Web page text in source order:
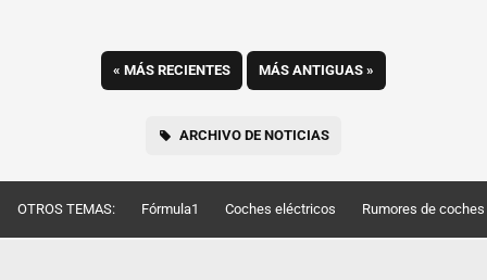
« MÁS RECIENTES MÁS ANTIGUAS »
ARCHIVO DE NOTICIAS
OTROS TEMAS: Fórmula1 Coches eléctricos Rumores de coches